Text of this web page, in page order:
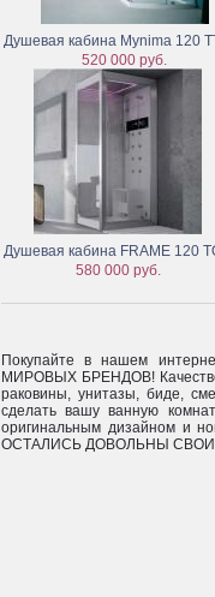
Душевая кабина Mynima 120
520 000 руб.
Душевая кабина FRAME 120
580 000 руб.
Покупайте в нашем
МИРОВЫХ БРЕНДОВ!
раковины, унитазы, биде,
сделать вашу ванную
оригинальным дизайном и
ОСТАЛИСЬ ДОВОЛЬНЫ